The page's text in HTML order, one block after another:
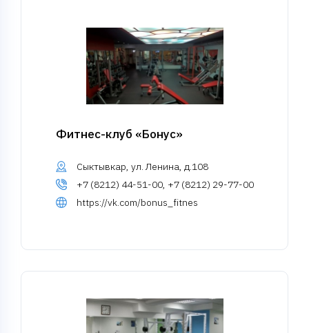
Фитнес-клуб «Бонус»
Сыктывкар, ул. Ленина, д.108
+7 (8212) 44-51-00, +7 (8212) 29-77-00
https://vk.com/bonus_fitnes